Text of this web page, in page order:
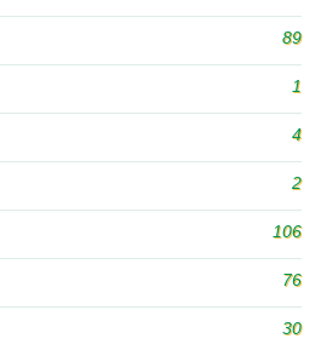
89
1
4
2
106
76
30